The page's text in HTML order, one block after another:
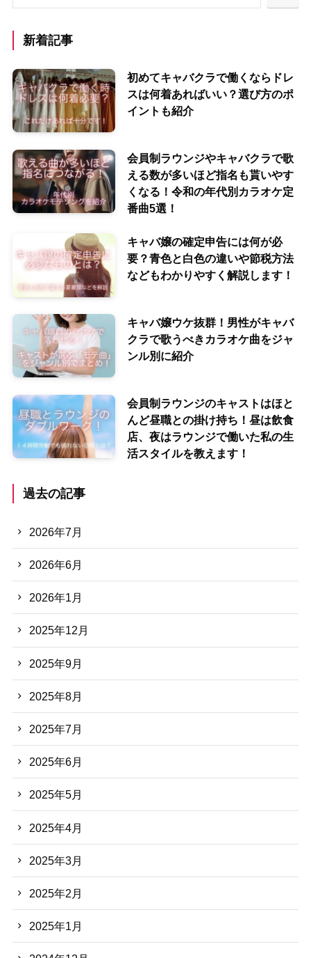
新着記事
初めてキャバクラで働くならドレ
スは何着あればいい？選び方のポ
イントも紹介
会員制ラウンジやキャバクラで歌
える数が多いほど指名も貰いやす
くなる！令和の年代別カラオケ定
番曲5選！
キャバ嬢の確定申告には何が必
要？青色と白色の違いや節税方法
などもわかりやすく解説します！
キャバ嬢ウケ抜群！男性がキャバ
クラで歌うべきカラオケ曲をジャ
ンル別に紹介
会員制ラウンジのキャストはほと
んど昼職との掛け持ち！昼は飲食
店、夜はラウンジで働いた私の生
活スタイルを教えます！
過去の記事
2026年7月
2026年6月
2026年1月
2025年12月
2025年9月
2025年8月
2025年7月
2025年6月
2025年5月
2025年4月
2025年3月
2025年2月
2025年1月